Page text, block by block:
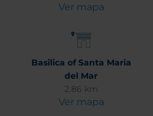
Ver mapa
Basilica of Santa Maria
del Mar
2.86 km
Ver mapa